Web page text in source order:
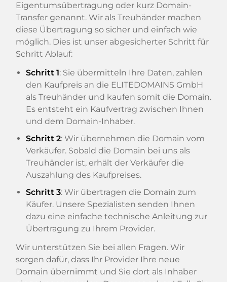
Eigentumsübertragung oder kurz Domain-
Transfer genannt. Wir als Treuhänder machen
diese Übertragung so sicher und einfach wie
möglich. Dies ist unser abgesicherter Schritt für
Schritt Ablauf:
Schritt 1: Sie übermitteln Ihre Daten, zahlen
den Kaufpreis an die ELITEDOMAINS GmbH
als Treuhänder und kaufen somit die Domain.
Es entsteht ein Kaufvertrag zwischen Ihnen
und dem Domain-Inhaber.
Schritt 2: Wir übernehmen die Domain vom
Verkäufer. Sobald die Domain bei uns als
Treuhänder ist, erhält der Verkäufer die
Auszahlung des Kaufpreises.
Schritt 3: Wir übertragen die Domain zum
Käufer. Unsere Spezialisten senden Ihnen
dazu eine einfache technische Anleitung zur
Übertragung zu Ihrem Provider.
Wir unterstützen Sie bei allen Fragen. Wir
sorgen dafür, dass Ihr Provider Ihre neue
Domain übernimmt und Sie dort als Inhaber